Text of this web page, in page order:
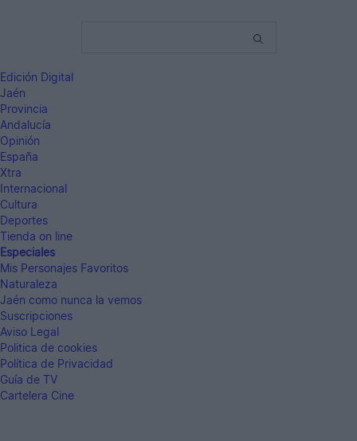
Edición Digital
Jaén
Provincia
Andalucía
Opinión
España
Xtra
Internacional
Cultura
Deportes
Tienda on line
Especiales
Mis Personajes Favoritos
Naturaleza
Jaén como nunca la vemos
Suscripciones
Aviso Legal
Politica de cookies
Política de Privacidad
Guía de TV
Cartelera Cine